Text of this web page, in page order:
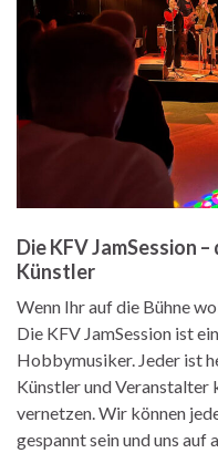
Die KFV JamSession
Künstler
Wenn Ihr auf die Bühne
Die KFV JamSession ist
Hobbymusiker. Jeder ist
Künstler und Veranstalter
vernetzen. Wir können
gespannt sein und uns